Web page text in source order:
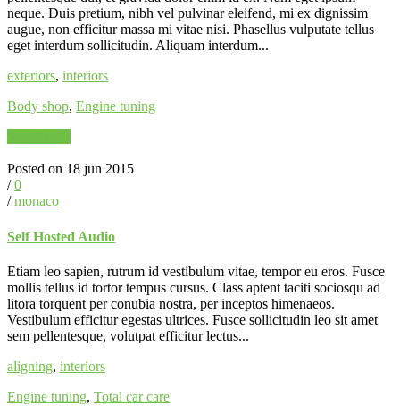
neque. Duis pretium, nibh vel pulvinar eleifend, mi ex dignissim
augue, non efficitur massa mi vitae nisi. Phasellus vulputate tellus
eget interdum sollicitudin. Aliquam interdum...
exteriors, interiors
Body shop, Engine tuning
Posted on 18 jun 2015
/0
/monaco
Self Hosted Audio
Etiam leo sapien, rutrum id vestibulum vitae, tempor eu eros. Fusce
mollis tellus id tortor tempus cursus. Class aptent taciti sociosqu ad
litora torquent per conubia nostra, per inceptos himenaeos.
Vestibulum efficitur egestas ultrices. Fusce sollicitudin leo sit amet
sem pellentesque, volutpat efficitur lectus...
aligning, interiors
Engine tuning, Total car care